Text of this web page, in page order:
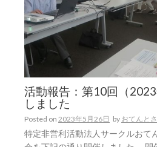
活動報告：第10回（
しました
Posted on 2023年5月26日 by おてんと
特定非営利活動法人サークルおて